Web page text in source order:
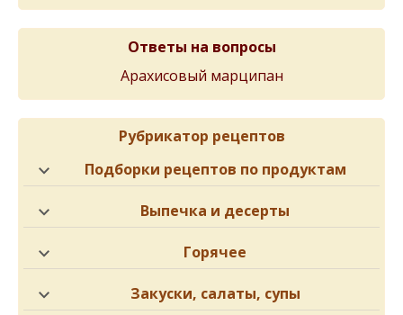
Ответы на вопросы
Арахисовый марципан
Рубрикатор рецептов
Подборки рецептов по продуктам
Выпечка и десерты
Горячее
Закуски, салаты, супы